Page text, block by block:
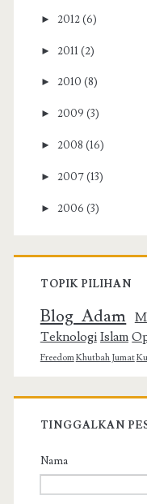
► 2012 (6)
► 2011 (2)
► 2010 (8)
► 2009 (3)
► 2008 (16)
► 2007 (13)
► 2006 (3)
TOPIK PILIHAN
Blog Adam
Teknologi Islam
FreedomKhutbah Jumat
TINGGALKAN
Nama